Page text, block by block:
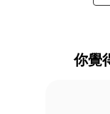
你覺